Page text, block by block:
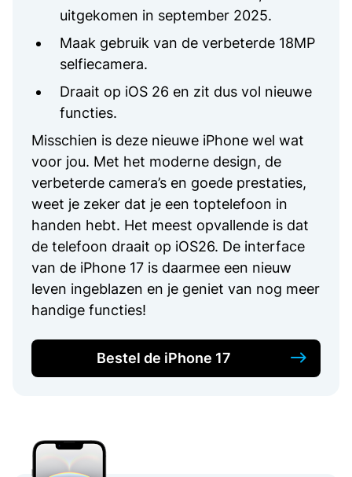
uitgekomen in september 2025.
Maak gebruik van de verbeterde 18MP
selfiecamera.
Draait op iOS 26 en zit dus vol nieuwe
functies.
Misschien is deze nieuwe iPhone wel wat
voor jou. Met het moderne design, de
verbeterde camera’s en goede prestaties,
weet je zeker dat je een toptelefoon in
handen hebt. Het meest opvallende is dat
de telefoon draait op iOS26. De interface
van de iPhone 17 is daarmee een nieuw
leven ingeblazen en je geniet van nog meer
handige functies!
Bestel de iPhone 17